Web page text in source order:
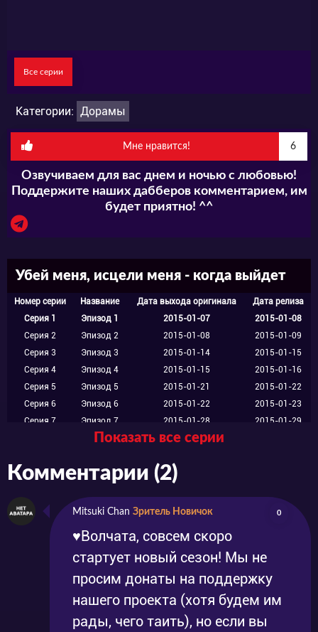
Все серии
Категории: Дорамы
Мне нравится! 6
Озвучиваем для вас днем и ночью с любовью!
Поддержите наших дабберов комментарием, им
будет приятно! ^^
Убей меня, исцели меня - когда выйдет
Номер серии Название Дата выхода оригинала
Дата релиза
Серия 1
Эпизод 1 2015-01-07
2015-01-08
Серия 2
Эпизод 2 2015-01-08
2015-01-09
Серия 3
Эпизод 3 2015-01-14
2015-01-15
Серия 4
Эпизод 4 2015-01-15
2015-01-16
Серия 5
Эпизод 5 2015-01-21
2015-01-22
Серия 6
Эпизод 6 2015-01-22
2015-01-23
Серия 7
Эпизод 7 2015-01-28
2015-01-29
Эпизод 8 2015-01-29
Серия 10
Эпизод 10 2015-02-05
Серия 12
Эпизод 12 2015-02-12
2015-02-13
Серия 13
Эпизод 14 2015-02-19
Эпизод 15 2015-02-25
2015-02-26
Эпизод 16 2015-02-26
2015-02-27
2015-03-04
2015-03-05
Эпизод 19 2015-03-11
2015-03-12
Показать все серии
Комментарии (2)
Mitsuki Chan Зритель Новичок 0
♥Волчата, совсем скоро
стартует новый сезон! Мы не
просим донаты на поддержку
нашего проекта (хотя будем им
рады, чего таить), но если вы